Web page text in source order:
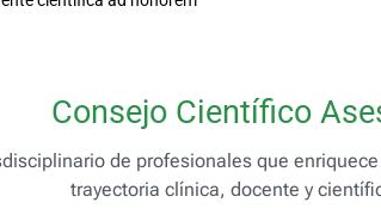
Consejo Científico
de profesionales que
trayectoria clínica, docente y